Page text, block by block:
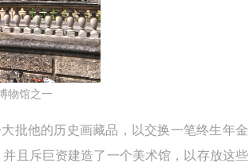
物馆之一
批他的历史画藏品，以交换一笔终生年金
且斥巨资建造了一个美术馆，以存放这些
愿意将本人
术馆会员活
工作坊创作
以电子、网
愿意将本人
术馆会员活
工作坊创作
以电子、网
愿意将本人
术馆会员活
工作坊创作
以电子、网
录
证码